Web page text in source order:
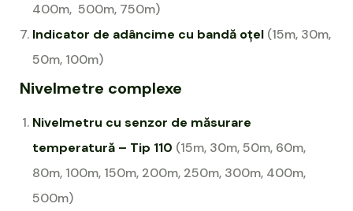
400m, 500m, 750m)
Indicator de adâncime cu bandă oțel (15m, 30m,
50m, 100m)
Nivelmetre complexe
Nivelmetru cu senzor de măsurare
temperatură – Tip 110 (15m, 30m, 50m, 60m,
80m, 100m, 150m, 200m, 250m, 300m, 400m,
500m)